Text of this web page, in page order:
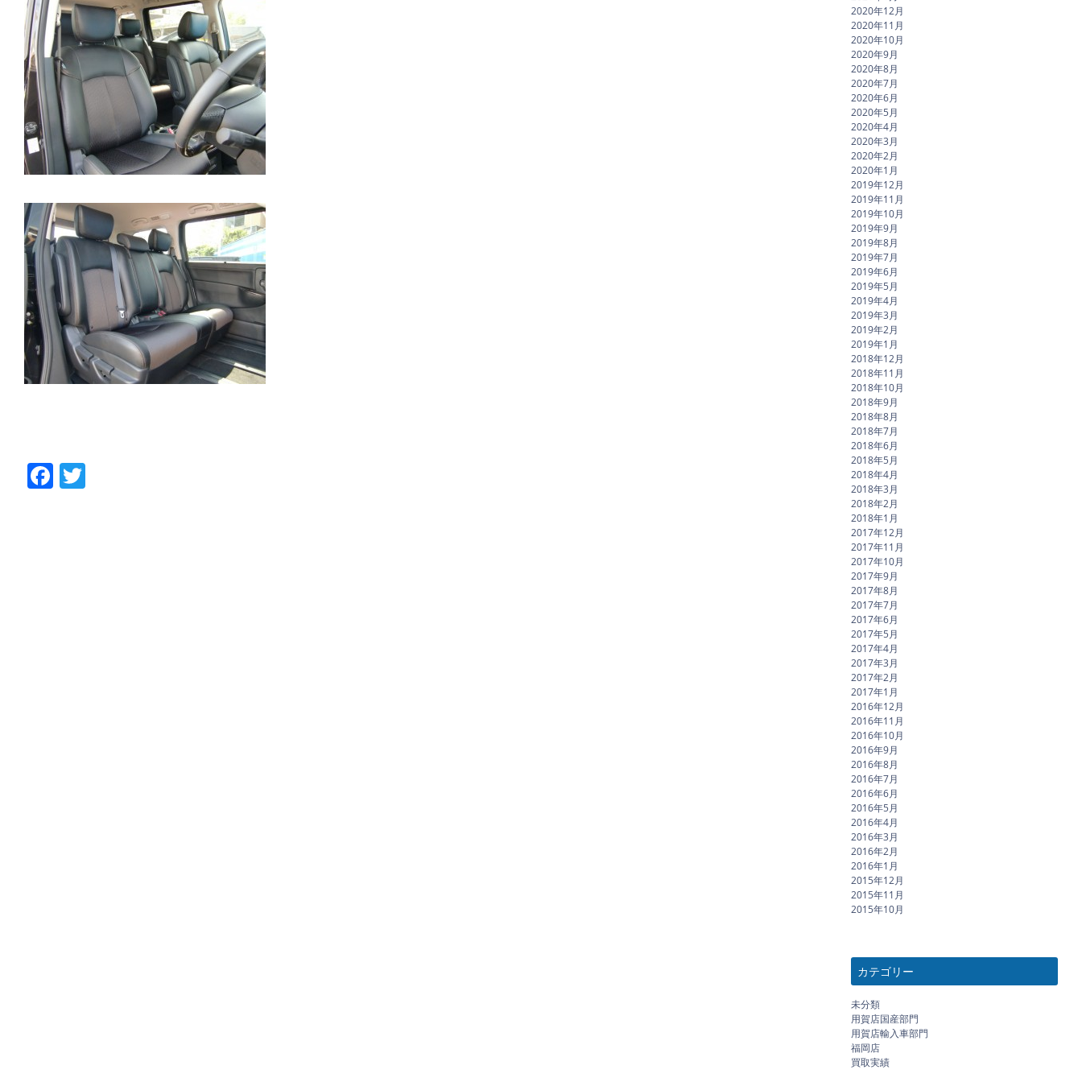
Facebook
2020年12月
2020年11月
2020年10月
2020年9月
2020年8月
2020年7月
2020年6月
2020年5月
2020年4月
2020年3月
2020年2月
2020年1月
2019年12月
2019年11月
2019年10月
2019年9月
2019年8月
2019年7月
2019年6月
2019年5月
2019年4月
2019年3月
2019年2月
2019年1月
2018年12月
2018年11月
2018年10月
2018年9月
2018年8月
2018年7月
2018年6月
2018年5月
2018年4月
2018年3月
2018年2月
2018年1月
2017年12月
2017年11月
2017年10月
2017年9月
2017年8月
2017年7月
2017年6月
2017年5月
2017年4月
2017年3月
2017年2月
2017年1月
2016年12月
2016年11月
2016年10月
2016年9月
2016年8月
2016年7月
2016年6月
2016年5月
2016年4月
2016年3月
2016年2月
2016年1月
2015年12月
2015年11月
2015年10月
カテゴリー
未分類
用賀店国産部門
用賀店輸入車部門
福岡店
買取実績